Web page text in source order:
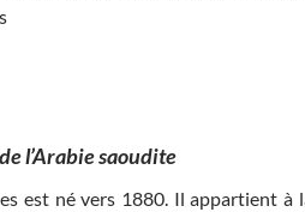
l’Arabie saoudite
est né vers 1880. Il appartient à